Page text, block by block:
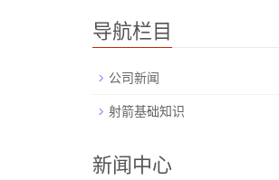
导航栏目
公司新闻
射箭基础知识
新闻中心